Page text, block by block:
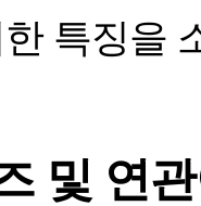
특징을
및 연